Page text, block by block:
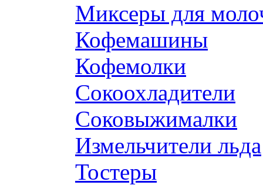
Миксеры для
Кофемашины
Кофемолки
Сокоохладители
Соковыжималки
Измельчители льда
Тостеры